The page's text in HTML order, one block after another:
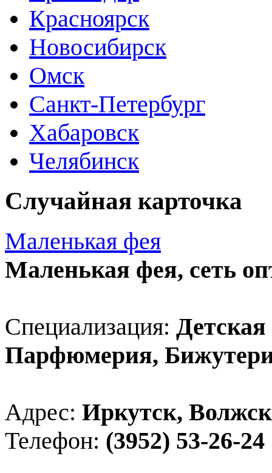
Красноярск
Новосибирск
Омск
Санкт-Петербург
Хабаровск
Челябинск
Случайная карточка
Маленькая фея
Маленькая фея, сеть
Специализация:
Парфюмерия,
Адрес: Иркутск,
Телефон: (3952) 53-26-24